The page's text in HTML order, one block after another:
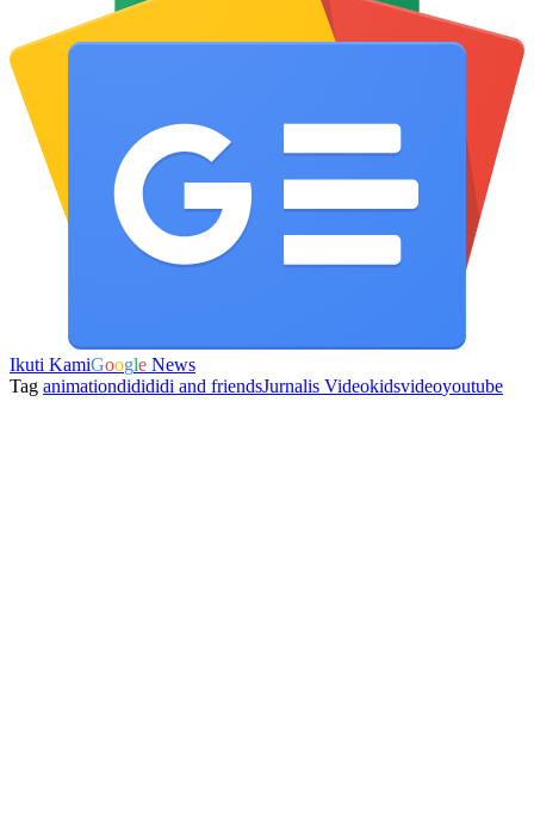
Ikuti KamiGoogle News
Tag animationdidididi and friendsJurnalis Videokidsvideoyoutube